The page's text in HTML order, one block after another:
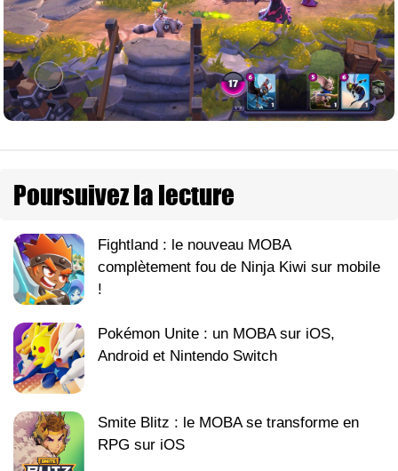
Poursuivez la lecture
Fightland : le nouveau MOBA
complètement fou de Ninja Kiwi sur mobile
!
Pokémon Unite : un MOBA sur iOS,
Android et Nintendo Switch
Smite Blitz : le MOBA se transforme en
RPG sur iOS